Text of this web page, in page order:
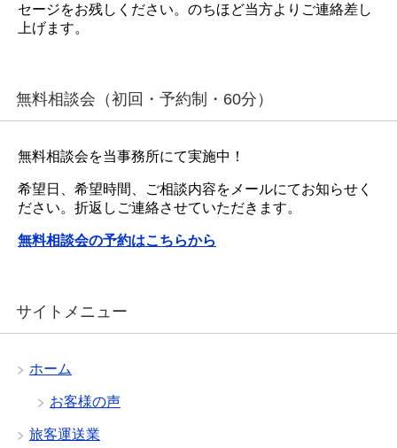
セージをお残しください。のちほど当方よりご連絡差し
上げます。
無料相談会（初回・予約制・60分）
無料相談会を当事務所にて実施中！
希望日、希望時間、ご相談内容をメールにてお知らせく
ださい。折返しご連絡させていただきます。
無料相談会の予約はこちらから
サイトメニュー
ホーム
お客様の声
旅客運送業